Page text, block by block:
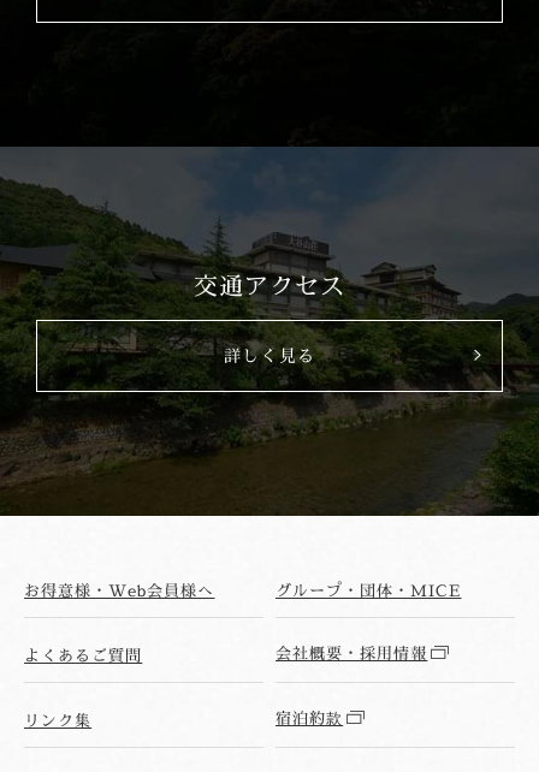
交通アクセス
詳しく見る
お得意様・Web会員様へ グループ・団体・MICE
よくあるご質問 会社概要・採用情報
リンク集 宿泊約款